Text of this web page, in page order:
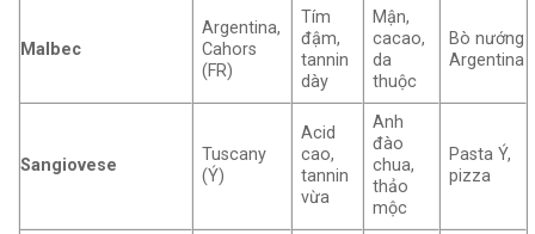
Malbec
Argentina,
Cahors
(FR)
Tím
đậm,
tannin
dày
Mận,
cacao,
da
thuộc
Bò nướng
Argentina
Sangiovese
Tuscany
(Ý)
Acid
cao,
tannin
vừa
Anh
đào
chua,
thảo
mộc
Pasta Ý,
pizza